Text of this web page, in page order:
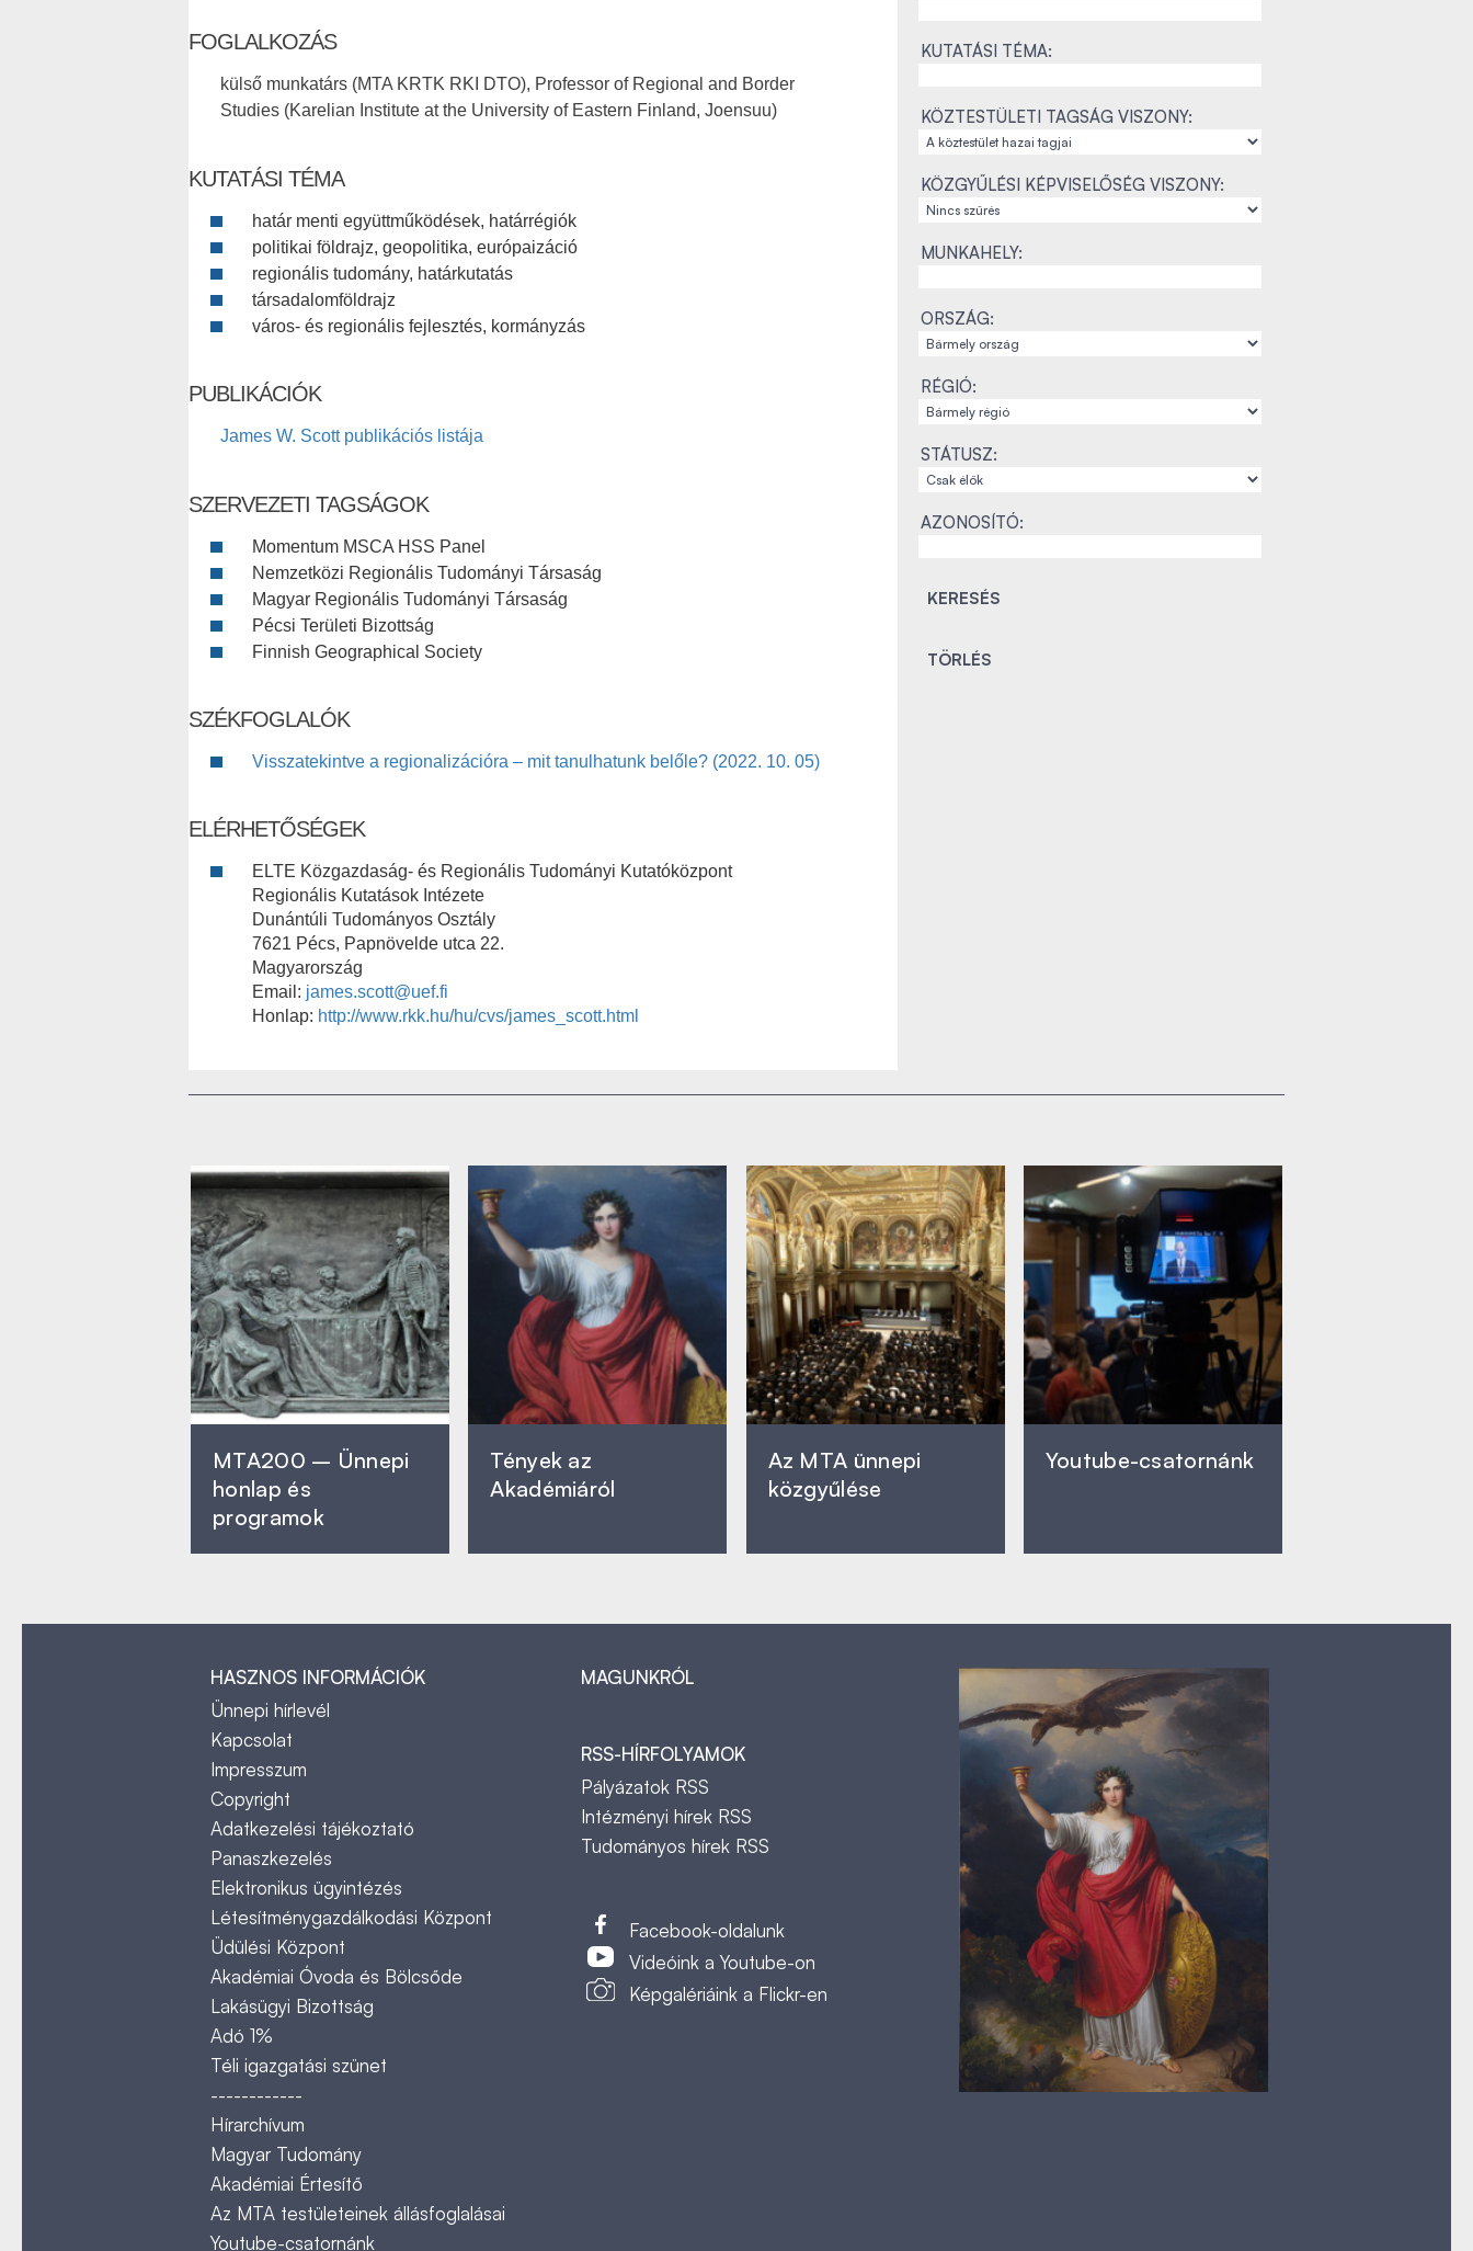
FOGLALKOZÁS
külső munkatárs (MTA KRTK RKI DTO), Professor of Regional and Border
Studies (Karelian Institute at the University of Eastern Finland, Joensuu)
KUTATÁSI TÉMA
határ menti együttműködések, határrégiók
politikai földrajz, geopolitika, európaizáció
regionális tudomány, határkutatás
társadalomföldrajz
város- és regionális fejlesztés, kormányzás
PUBLIKÁCIÓK
James W. Scott publikációs listája
SZERVEZETI TAGSÁGOK
Momentum MSCA HSS Panel
Nemzetközi Regionális Tudományi Társaság
Magyar Regionális Tudományi Társaság
Pécsi Területi Bizottság
Finnish Geographical Society
SZÉKFOGLALÓK
Visszatekintve a regionalizációra – mit tanulhatunk belőle? (2022. 10. 05)
ELÉRHETŐSÉGEK
ELTE Közgazdaság- és Regionális Tudományi Kutatóközpont
Regionális Kutatások Intézete
Dunántúli Tudományos Osztály
7621 Pécs, Papnövelde utca 22.
Magyarország
Email: james.scott@uef.fi
Honlap: http://www.rkk.hu/hu/cvs/james_scott.html
KUTATÁSI TÉMA:
KÖZTESTÜLETI TAGSÁG VISZONY:
KÖZGYŰLÉSI KÉPVISELŐSÉG VISZONY:
MUNKAHELY:
ORSZÁG:
RÉGIÓ:
STÁTUSZ:
AZONOSÍTÓ:
MTA200 – Ünnepi
honlap és
programok
Tények az
Akadémiáról
Az MTA ünnepi
közgyűlése
Youtube-csatornánk
HASZNOS INFORMÁCIÓK
Ünnepi hírlevél
Kapcsolat
Impresszum
Copyright
Adatkezelési tájékoztató
Panaszkezelés
Elektronikus ügyintézés
Létesítménygazdálkodási Központ
Üdülési Központ
Akadémiai Óvoda és Bölcsőde
Lakásügyi Bizottság
Adó 1%
Téli igazgatási szünet
------------
Hírarchívum
Magyar Tudomány
Akadémiai Értesítő
Az MTA testületeinek állásfoglalásai
Youtube-csatornánk
MAGUNKRÓL
RSS-HÍRFOLYAMOK
Pályázatok RSS
Intézményi hírek RSS
Tudományos hírek RSS
Facebook-oldalunk
Videóink a Youtube-on
Képgalériáink a Flickr-en